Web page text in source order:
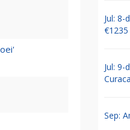
Jul:
€1235
Jul:
Sep: